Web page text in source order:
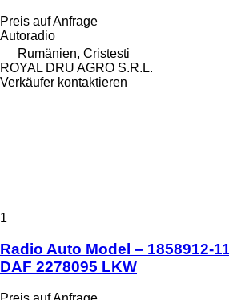
Preis auf Anfrage
Autoradio
Rumänien, Cristesti
ROYAL DRU AGRO S.R.L.
Verkäufer kontaktieren
1
Radio Auto Model – 1858912-
DAF 2278095 LKW